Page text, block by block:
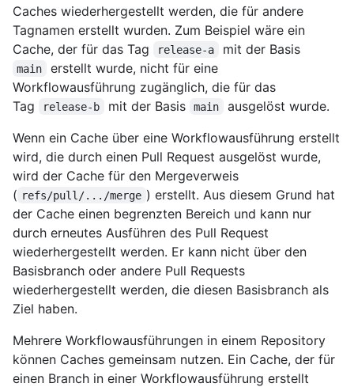
Caches wiederhergestellt werden, die für andere
Tagnamen erstellt wurden. Zum Beispiel wäre ein
Cache, der für das Tag
release-a mit der Basis
main
erstellt wurde, nicht für eine
Workflowausführung zugänglich, die für das
Tag
release-b mit der Basis main
ausgelöst wurde.
Wenn ein Cache über eine Workflowausführung erstellt
wird, die durch einen Pull Request ausgelöst wurde,
wird der Cache für den Mergeverweis
( refs/pull/.../merge ) erstellt. Aus diesem Grund hat
der Cache einen begrenzten Bereich und kann nur
durch erneutes Ausführen des Pull Request
wiederhergestellt werden. Er kann nicht über den
Basisbranch oder andere Pull Requests
wiederhergestellt werden, die diesen Basisbranch als
Ziel haben.
Mehrere Workflowausführungen in einem Repository
können Caches gemeinsam nutzen. Ein Cache, der für
einen Branch in einer Workflowausführung erstellt